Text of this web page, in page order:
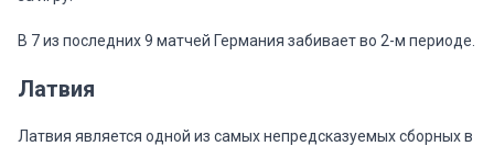
В 7 из последних 9 матчей Германия забивает во 2-м периоде.
Латвия
Латвия является одной из самых непредсказуемых сборных в